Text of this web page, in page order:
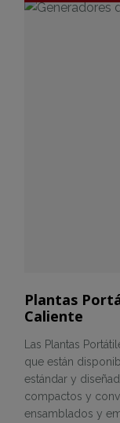
Plantas
Caliente
Las Plantas
que están
estándar y
compactos y
ensamblados y